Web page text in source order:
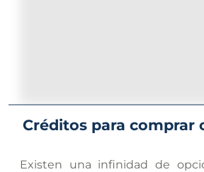
Créditos para comprar
Existen una infinidad de